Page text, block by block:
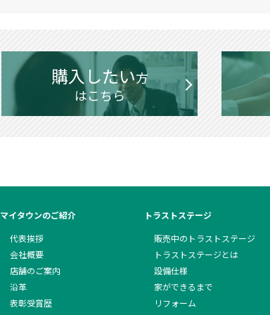
購入したい方
はこちら
マイタウンのご紹介
代表挨拶
会社概要
店舗のご案内
沿革
表彰受賞歴
トラストステージ
販売中のトラストステージ
トラストステージとは
設備仕様
家ができるまで
リフォーム